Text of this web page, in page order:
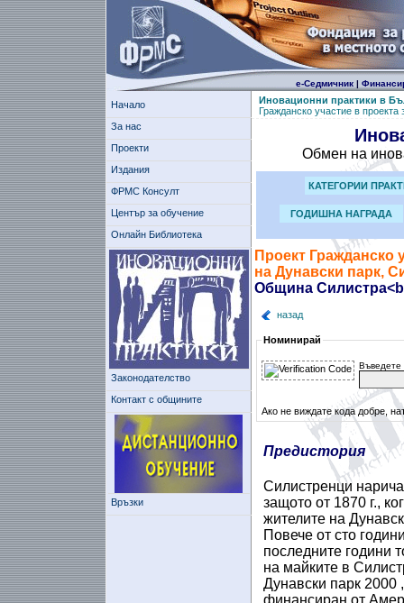
е-Седмичник|
Начало
За нас
Проекти
Издания
ФРМС Консулт
Център за обучение
Онлайн Библиотека
Законодателство
Контакт с общините
Връзки
Иновационни практики в
Гражданско участие в
Обмен на
КАТЕГОРИИ
ГОДИШНА НАГРАДА
Проект Гражданско
на Дунавски парк,
Община
назад
Номинирай
Въведете
Ако не виждате кода добре,
Предистория
Силистренци
защото от 1870 г.,
жителите на
Повече от сто
последните години
на майките в
Дунавски парк 2000
финансиран от